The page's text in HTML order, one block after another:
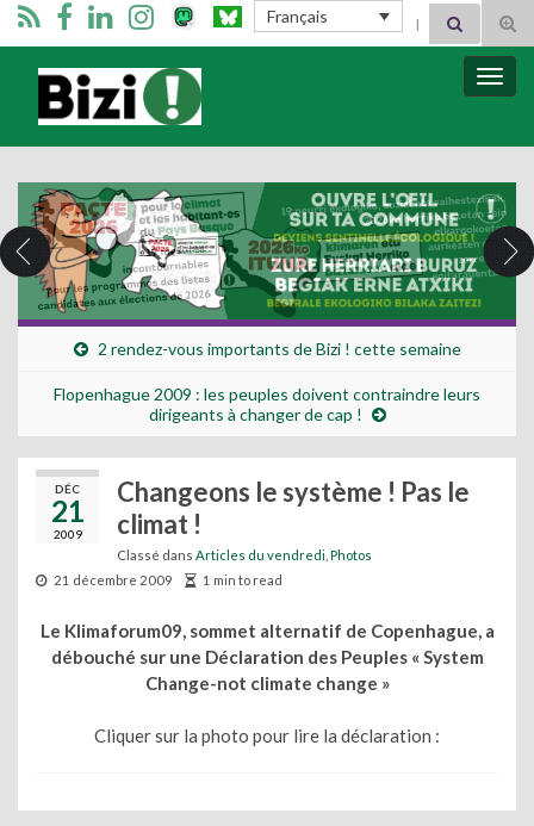
Français Search for:
Bizimugi
2 rendez-vous importants de Bizi ! cette semaine
Flopenhague 2009 : les peuples doivent contraindre leurs
dirigeants à changer de cap !
DÉC
21
2009
Changeons le système ! Pas le
climat !
Classé dans Articles du vendredi Photos
21 décembre 2009
1 min to read
Le Klimaforum09, sommet alternatif de Copenhague, a
débouché sur une Déclaration des Peuples « System
Change-not climate change »
Cliquer sur la photo pour lire la déclaration :